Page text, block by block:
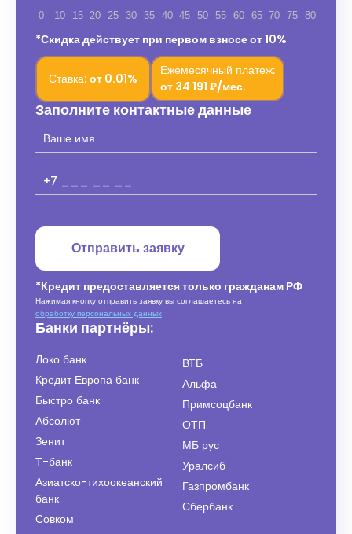
0 10 15 20 25 30 35 40 45 50 55 60 65 70 75 80
*Скидка действует при первом взносе от 10%
Ставка: от 0.01%
Ежемесячный платеж:
от 34 191 ₽/мес.
Заполните контактные данные
Отправить заявку
*Кредит предоставляется только гражданам РФ
Нажимая кнопку отправить заявку вы соглашаетесь на
обработку персональных данных
Банки партнёры:
Локо банк
Кредит Европа банк
Быстро банк
Абсолют
Зенит
Т-банк
Азиатско-тихоокеанский
банк
Совком
ВТБ
Альфа
Примсоцбанк
ОТП
МБ рус
Уралсиб
Газпромбанк
Сбербанк